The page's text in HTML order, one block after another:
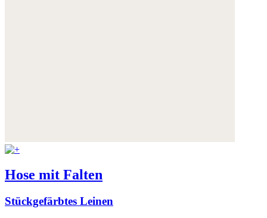
Hose mit Falten
Stückgefärbtes Leinen